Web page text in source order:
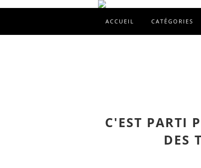
ACCUEIL CATÉGORIES
C'EST PARTI
DES